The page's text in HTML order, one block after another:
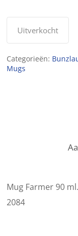
Uitverkocht
Categorieën:
Mugs
Mug Farmer 90
2084